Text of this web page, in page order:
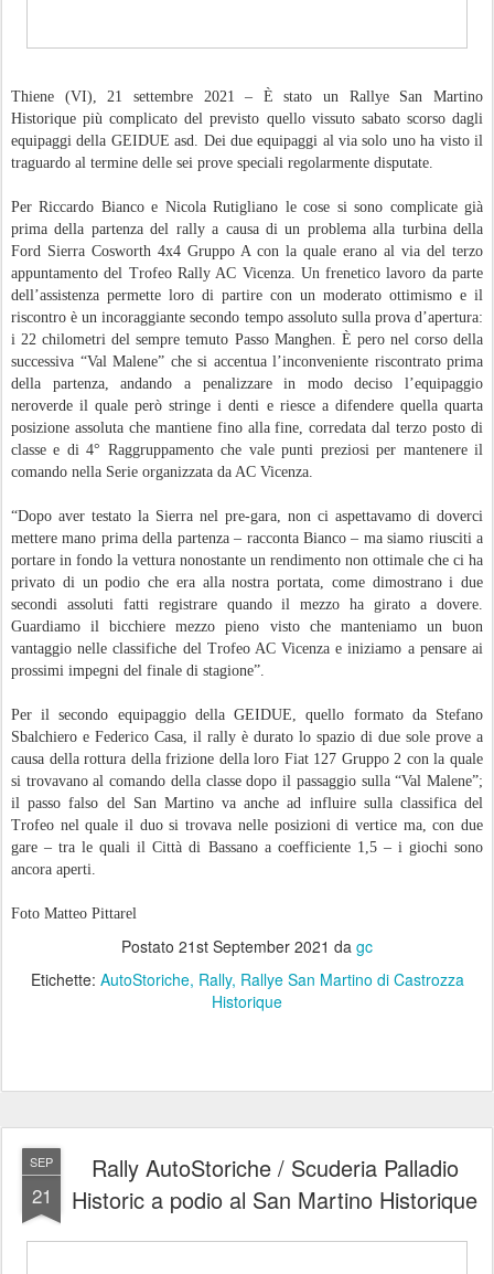
Thiene (VI), 21 settembre 2021 – È stato un Rallye San Martino
Historique più complicato del previsto quello vissuto sabato scorso dagli
equipaggi della GEIDUE asd. Dei due equipaggi al via solo uno ha visto il
traguardo al termine delle sei prove speciali regolarmente disputate.
Per Riccardo Bianco e Nicola Rutigliano le cose si sono complicate già
prima della partenza del rally a causa di un problema alla turbina della
Ford Sierra Cosworth 4x4 Gruppo A con la quale erano al via del terzo
appuntamento del Trofeo Rally AC Vicenza. Un frenetico lavoro da parte
dell’assistenza permette loro di partire con un moderato ottimismo e il
riscontro è un incoraggiante secondo tempo assoluto sulla prova d’apertura:
i 22 chilometri del sempre temuto Passo Manghen. È pero nel corso della
successiva “Val Malene” che si accentua l’inconveniente riscontrato prima
della partenza, andando a penalizzare in modo deciso l’equipaggio
neroverde il quale però stringe i denti e riesce a difendere quella quarta
posizione assoluta che mantiene fino alla fine, corredata dal terzo posto di
classe e di 4° Raggruppamento che vale punti preziosi per mantenere il
comando nella Serie organizzata da AC Vicenza.
“Dopo aver testato la Sierra nel pre-gara, non ci aspettavamo di doverci
mettere mano prima della partenza – racconta Bianco – ma siamo riusciti a
portare in fondo la vettura nonostante un rendimento non ottimale che ci ha
privato di un podio che era alla nostra portata, come dimostrano i due
secondi assoluti fatti registrare quando il mezzo ha girato a dovere.
Guardiamo il bicchiere mezzo pieno visto che manteniamo un buon
vantaggio nelle classifiche del Trofeo AC Vicenza e iniziamo a pensare ai
prossimi impegni del finale di stagione”.
Per il secondo equipaggio della GEIDUE, quello formato da Stefano
Sbalchiero e Federico Casa, il rally è durato lo spazio di due sole prove a
causa della rottura della frizione della loro Fiat 127 Gruppo 2 con la quale
si trovavano al comando della classe dopo il passaggio sulla “Val Malene”;
il passo falso del San Martino va anche ad influire sulla classifica del
Trofeo nel quale il duo si trovava nelle posizioni di vertice ma, con due
gare – tra le quali il Città di Bassano a coefficiente 1,5 – i giochi sono
ancora aperti.
Foto Matteo Pittarel
Postato 21st September 2021 da gc
Etichette: AutoStoriche Rally Rallye San Martino di Castrozza
Historique
SEP
21
Rally AutoStoriche / Scuderia Palladio
Historic a podio al San Martino Historique